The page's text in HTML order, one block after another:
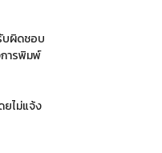
บผิดชอบ
ารพิมพ์
ยไม่แจ้ง